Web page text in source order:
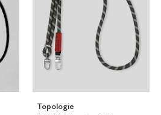
Topologie